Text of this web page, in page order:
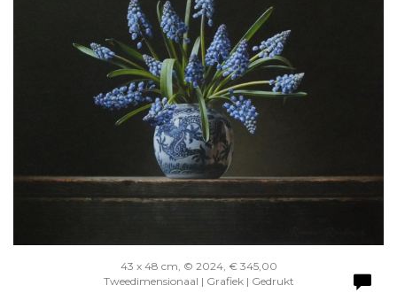
43 x 48 cm, © 2024, € 345,00
Tweedimensionaal | Grafiek | Gedrukt